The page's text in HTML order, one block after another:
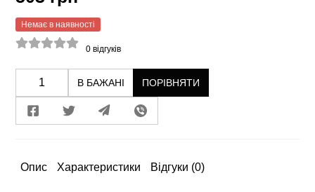
Немає в наявності
0 відгуків
В БАЖАНІ ПОРІВНЯТИ
Опис Характеристики Відгуки (0)